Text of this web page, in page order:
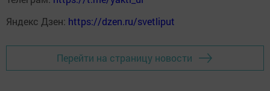
Яндекс Дзен: https://dzen.ru/svetliput
Перейти на страницу новости